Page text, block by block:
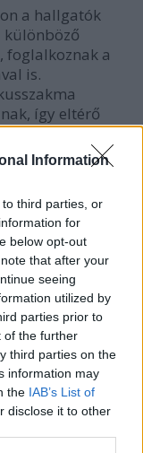
Information
third parties, or
for
below opt-out
that after your
seeing
utilized by
parties prior to
of the further
third parties on the
information may
the IAB’s List of
disclose it to other
a hallgatók
különböző
foglalkoznak a
is.
így eltérő
ismerkedhetnek
színházi
terjedelmű